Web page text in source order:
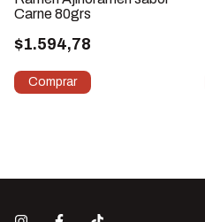
Carne 80grs
$1.594,78